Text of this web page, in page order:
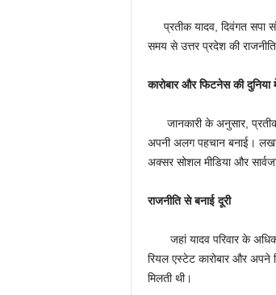
प्रतीक यादव, दिवंगत सपा
समय से उत्तर प्रदेश की
कारोबार और फिटनेस की
जानकारी के अनुसार, प्रतीक
अपनी अलग पहचान बनाई।
अक्सर सोशल मीडिया और
राजनीति से बनाई दूरी
जहां यादव परिवार के
रियल एस्टेट कारोबार और
मिलती थी।